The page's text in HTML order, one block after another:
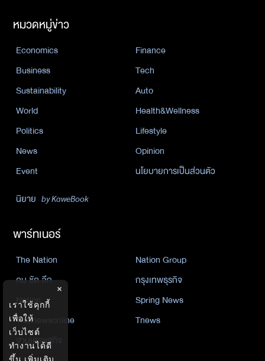
หมวดหมู่ข่าว
Economics
Finance
Business
Tech
Sustainability
Auto
World
Health&Wellness
Politics
Lifestyle
News
Opinion
Event
นโยบายการเป็นส่วนตัว
นิยาย by KaweBook
พาร์ทเนอร์
The Nation
Nation Group
คม ชัด ลึก
กรุงเทพธุรกิจ
Nation
Spring News
Thainewsonline
Tnews
ฐานเศรษฐกิจ
×
เราใช้คุกกี้
เพื่อให้
เว็บไซต์
ทำงานได้ดี